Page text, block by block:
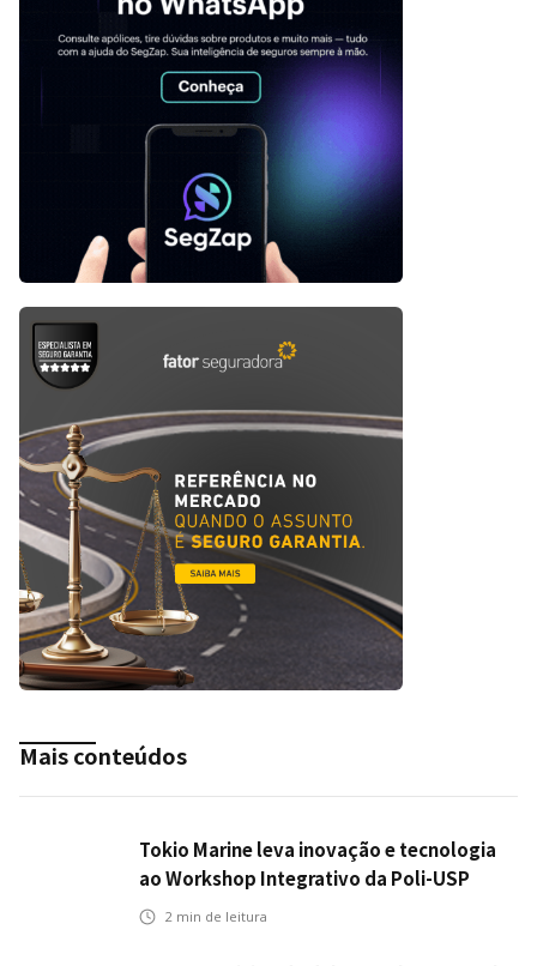
Mais conteúdos
Tokio Marine leva inovação e tecnologia
ao Workshop Integrativo da Poli-USP
2 min de leitura